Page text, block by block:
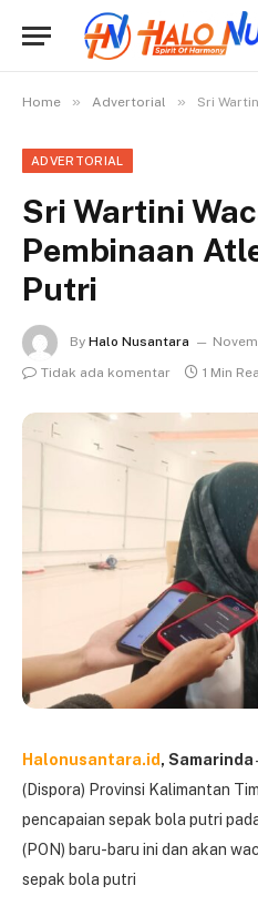
Home » Advertorial » Sri Wartini
ADVERTORIAL
Sri Wartini
Pembinaan
Putri
By Halo Nusantara
Tidak ada komentar
1 Min
Halonusantara.id, Samarinda
(Dispora) Provinsi Kalimantan
pencapaian sepak bola putri
(PON) baru-baru ini dan akan
sepak bola putri